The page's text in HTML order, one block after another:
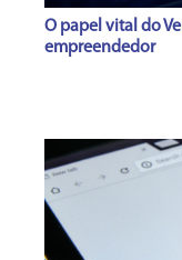
O papel vital do
empreendedor